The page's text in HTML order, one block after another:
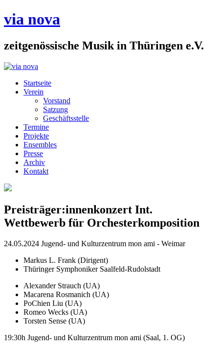
via nova
zeitgenössische Musik in Thüringen e.V.
Startseite
Verein
Vorstand
Satzung
Geschäftsstelle
Termine
Projekte
Ensembles
Presse
Archiv
Kontakt
Preisträger:innenkonzert Int.
Wettbewerb für Orchesterkomposition
24.05.2024 Jugend- und Kulturzentrum mon ami - Weimar
Markus L. Frank (Dirigent)
Thüringer Symphoniker Saalfeld-Rudolstadt
Alexander Strauch (UA)
Macarena Rosmanich (UA)
PoChien Liu (UA)
Romeo Wecks (UA)
Torsten Sense (UA)
19:30h Jugend- und Kulturzentrum mon ami (Saal, 1. OG)